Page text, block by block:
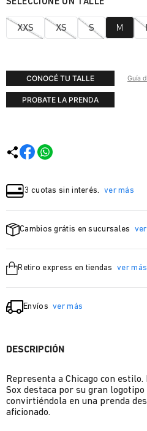
XXS XS S M
CONOCÉ TU TALLE Guía
PROBATE LA PRENDA
3 cuotas sin interés. ver más
Cambios grátis en sucursales
Retiro express en tiendas ver más
Envíos ver más
DESCRIPCIÓN
Representa a Chicago con
Sox destaca por su gran
convirtiéndola en una prenda
aficionado.